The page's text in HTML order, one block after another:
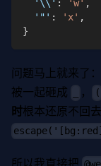
'\\' : 'w' ,
'"' : 'x' ,
}
问题马上就来了
被一起砸成 ， (
时根本还原不回
所以我直接把